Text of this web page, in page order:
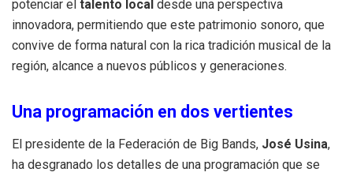
potenciar el talento local desde una perspectiva
innovadora, permitiendo que este patrimonio sonoro, que
convive de forma natural con la rica tradición musical de la
región, alcance a nuevos públicos y generaciones.
Una programación en dos vertientes
El presidente de la Federación de Big Bands, José Usina,
ha desgranado los detalles de una programación que se